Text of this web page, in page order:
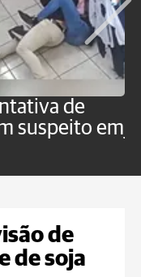
de
suspeito em
de
de soja